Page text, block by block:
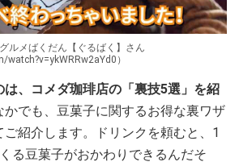
ルメばくだん【ぐるばく】さん
）
、コメダ珈琲店の「裏技5選」を紹
かでも、豆菓子に関するお得な裏ワザ
ご紹介します。ドリンクを頼むと、1
る豆菓子がおかわりできるんだそ